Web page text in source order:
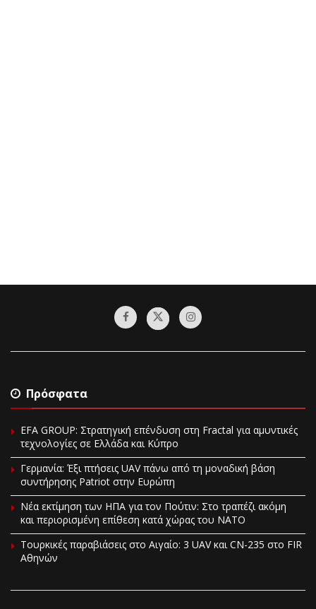
Πρόσφατα
EFA GROUP: Στρατηγική επένδυση στη Fractal για αμυντικές
τεχνολογίες σε Ελλάδα και Κύπρο
Γερμανία: Έξι πτήσεις UAV πάνω από τη μοναδική βάση
συντήρησης Patriot στην Ευρώπη
Νέα εκτίμηση των ΗΠΑ για τον Πούτιν: Στο τραπέζι ακόμη
και περιορισμένη επίθεση κατά χώρας του ΝΑΤΟ
Τουρκικές παραβιάσεις στο Αιγαίο: 3 UAV και CN-235 στο FIR
Αθηνών